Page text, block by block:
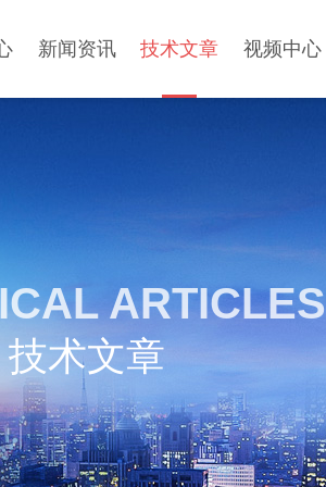
新闻资讯 技术文章 视频中心
ARTICLES
技术文章